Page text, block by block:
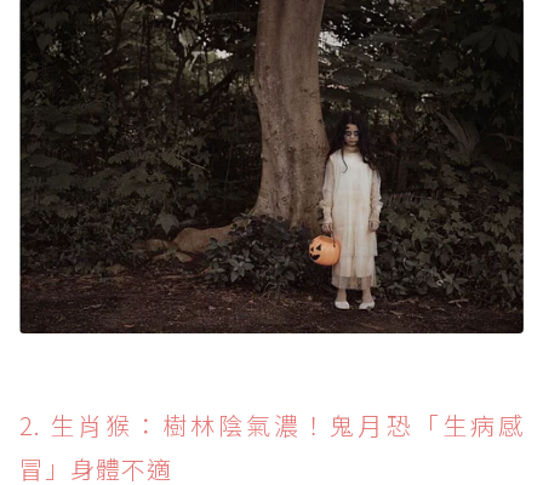
2. 生肖猴：樹林陰氣濃！鬼月恐「生病感
冒」身體不適